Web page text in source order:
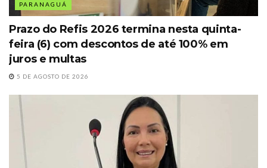
PARANAGUÁ
Prazo do Refis 2026 termina nesta quinta-
feira (6) com descontos de até 100% em
juros e multas
5 DE AGOSTO DE 2026